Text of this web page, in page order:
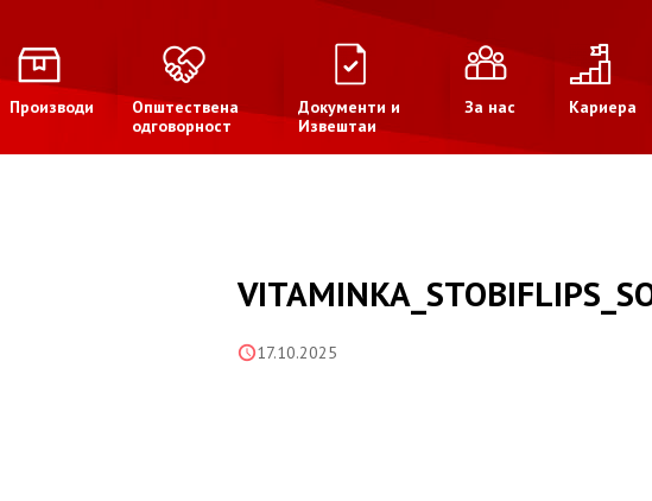
Производи
Општествена
одговорност
Документи и
Извештаи
За нас Кариера
17.10.2025